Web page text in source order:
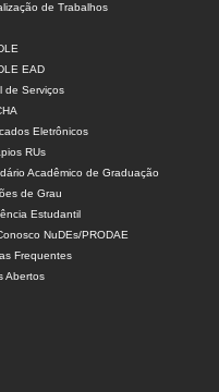
de Trabalhos
EAD
de Serviços
Eletrônicos
RUs
Acadêmico de Graduação
de Grau
Estudantil
NuDEs/PRODAE
Frequentes
Abertos